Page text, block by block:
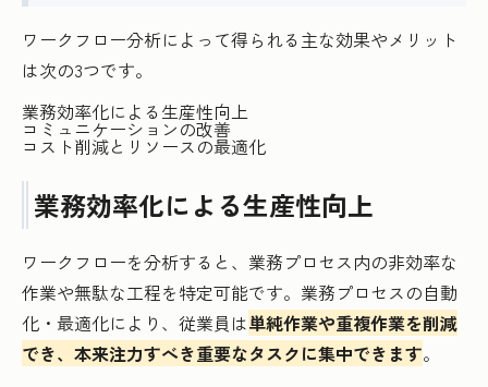
ワークフロー分析によって得られる主な効果やメリット
は次の3つです。
業務効率化による生産性向上
コミュニケーションの改善
コスト削減とリソースの最適化
業務効率化による生産性向上
ワークフローを分析すると、業務プロセス内の非効率な
作業や無駄な工程を特定可能です。業務プロセスの自動
化・最適化により、従業員は単純作業や重複作業を削減
でき、本来注力すべき重要なタスクに集中できます。